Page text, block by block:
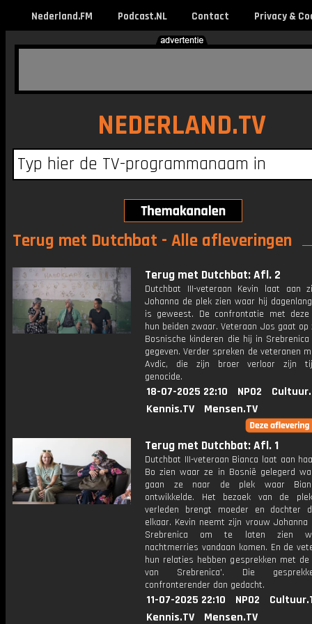
Nederland.FM Podcast.NL Contact Privacy &
NEDERLAND.TV
Terug met Dutchbat - Alle afleveringen
Terug met Dutchbat: Afl. 2
Dutchbat III-veteraan Kevin laat aan
Johanna de plek zien waar hij
is geweest. De confrontatie met
hun beiden zwaar. Veteraan Jos gaat op
Bosnische kinderen die hij in
gegeven. Verder spreken de veteranen
Avdic, die zijn broer verloor zijn
genocide.
18-07-2025 22:10 NPO2
Kennis.TV
Mensen.TV
Terug met Dutchbat: Afl. 1
Dutchbat III-veteraan Bianca laat aan
Bo zien waar ze in Bosnië gelegerd
gaan ze naar de plek waar
ontwikkelde. Het bezoek van de
verleden brengt moeder en dochter
elkaar. Kevin neemt zijn vrouw Johanna
Srebrenica om te laten zien
nachtmerries vandaan komen. En de
hun relaties hebben gesprekken met
van Srebrenica'. Die
confronterender dan gedacht.
11-07-2025 22:10 NPO2
Kennis.TV
Mensen.TV